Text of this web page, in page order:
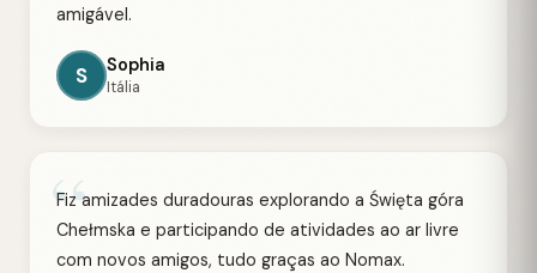
amigável.
S Sophia
Itália
“
Fiz amizades duradouras explorando a Święta góra
Chełmska e participando de atividades ao ar livre
com novos amigos, tudo graças ao Nomax.